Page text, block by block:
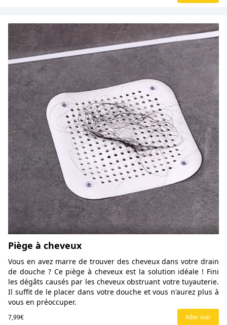
Piège à cheveux
Vous en avez marre de trouver des cheveux dans votre drain
de douche ? Ce piège à cheveux est la solution idéale ! Fini
les dégâts causés par les cheveux obstruant votre tuyauterie.
Il suffit de le placer dans votre douche et vous n'aurez plus à
vous en préoccuper.
7,99€ Aller voir